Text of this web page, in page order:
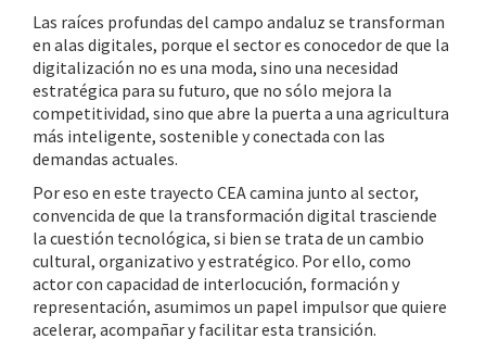
Las raíces profundas del campo andaluz se transforman
en alas digitales, porque el sector es conocedor de que la
digitalización no es una moda, sino una necesidad
estratégica para su futuro, que no sólo mejora la
competitividad, sino que abre la puerta a una agricultura
más inteligente, sostenible y conectada con las
demandas actuales.
Por eso en este trayecto CEA camina junto al sector,
convencida de que la transformación digital trasciende
la cuestión tecnológica, si bien se trata de un cambio
cultural, organizativo y estratégico. Por ello, como
actor con capacidad de interlocución, formación y
representación, asumimos un papel impulsor que quiere
acelerar, acompañar y facilitar esta transición.